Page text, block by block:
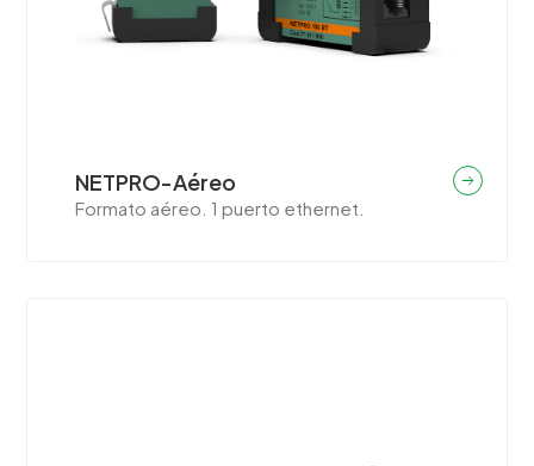
NETPRO-Aéreo
Formato aéreo. 1 puerto ethernet.